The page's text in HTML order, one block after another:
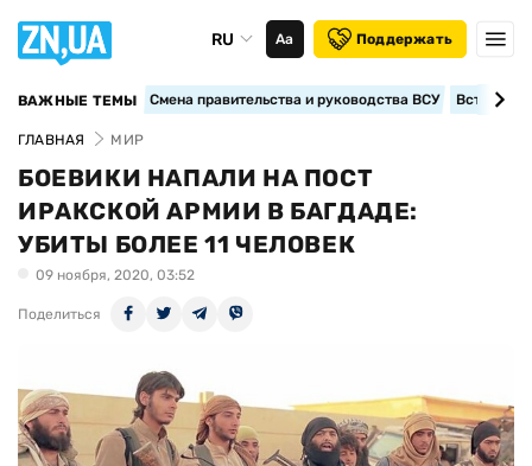
RU Аа Поддержать
ВАЖНЫЕ ТЕМЫ Смена правительства и руководства ВСУ
ГЛАВНАЯ МИР
БОЕВИКИ НАПАЛИ НА ПОСТ
ИРАКСКОЙ АРМИИ В БАГДАДЕ:
УБИТЫ БОЛЕЕ 11 ЧЕЛОВЕК
09 ноября, 2020, 03:52
Поделиться